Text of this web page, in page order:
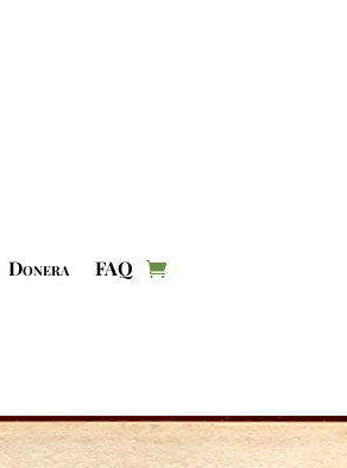
Donera FAQ